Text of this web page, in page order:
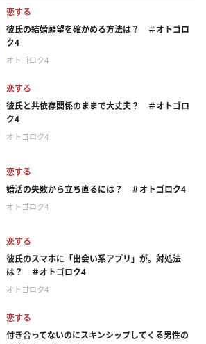
恋する
彼氏の結婚願望を確かめる方法は？ ＃オトゴロ
ク4
オトゴロク4
恋する
彼氏と共依存関係のままで大丈夫？ ＃オトゴロ
ク4
オトゴロク4
恋する
婚活の失敗から立ち直るには？ ＃オトゴロク4
オトゴロク4
恋する
彼氏のスマホに「出会い系アプリ」が。対処法
は？ ＃オトゴロク4
オトゴロク4
恋する
付き合ってないのにスキンシップしてくる男性の